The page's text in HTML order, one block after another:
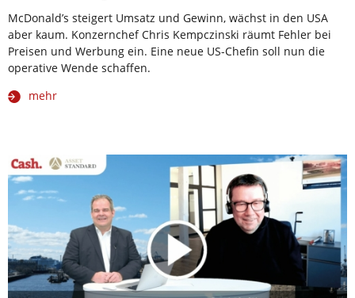
McDonald’s steigert Umsatz und Gewinn, wächst in den USA
aber kaum. Konzernchef Chris Kempczinski räumt Fehler bei
Preisen und Werbung ein. Eine neue US-Chefin soll nun die
operative Wende schaffen.
mehr